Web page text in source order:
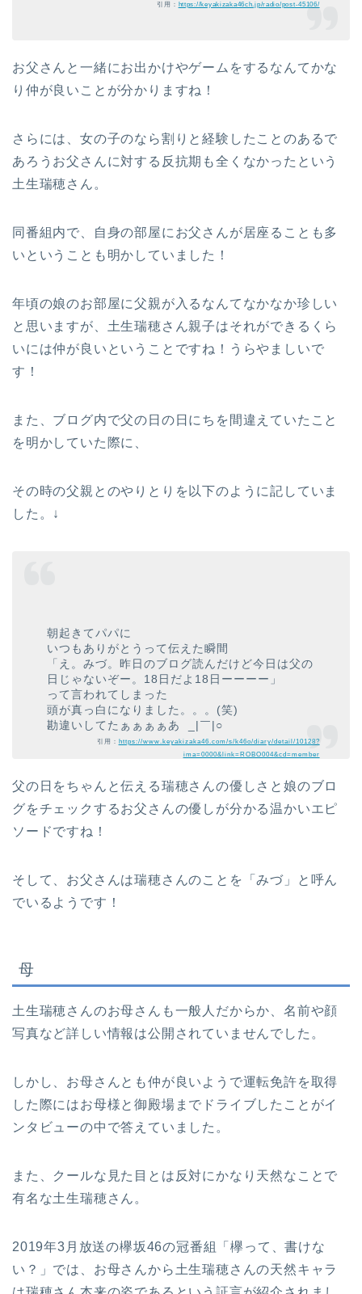
引用： https://keyakizaka46ch.jp/radio/post-45106/
お父さんと一緒にお出かけやゲームをするなんてかな
り仲が良いことが分かりますね！
さらには、女の子のなら割りと経験したことのあるで
あろうお父さんに対する反抗期も全くなかったという
土生瑞穂さん。
同番組内で、自身の部屋にお父さんが居座ることも多
いということも明かしていました！
年頃の娘のお部屋に父親が入るなんてなかなか珍しい
と思いますが、土生瑞穂さん親子はそれができるくら
いには仲が良いということですね！うらやましいで
す！
また、ブログ内で父の日の日にちを間違えていたこと
を明かしていた際に、
その時の父親とのやりとりを以下のように記していま
した。↓
朝起きてパパに
いつもありがとうって伝えた瞬間
「え。みづ。昨日のブログ読んだけど今日は父の
日じゃないぞー。18日だよ18日ーーーー」
って言われてしまった
頭が真っ白になりました。。。(笑)
勘違いしてたぁぁぁぁあ _|￣|○
引用： https://www.keyakizaka46.com/s/k46o/diary/detail/10128?
ima=0000&link=ROBO004&cd=member
父の日をちゃんと伝える瑞穂さんの優しさと娘のブロ
グをチェックするお父さんの優しが分かる温かいエピ
ソードですね！
そして、お父さんは瑞穂さんのことを「みづ」と呼ん
でいるようです！
母
土生瑞穂さんのお母さんも一般人だからか、名前や顔
写真など詳しい情報は公開されていませんでした。
しかし、お母さんとも仲が良いようで運転免許を取得
した際にはお母様と御殿場までドライブしたことがイ
ンタビューの中で答えていました。
また、クールな見た目とは反対にかなり天然なことで
有名な土生瑞穂さん。
2019年3月放送の欅坂46の冠番組「欅って、書けな
い？」では、お母さんから土生瑞穂さんの天然キャラ